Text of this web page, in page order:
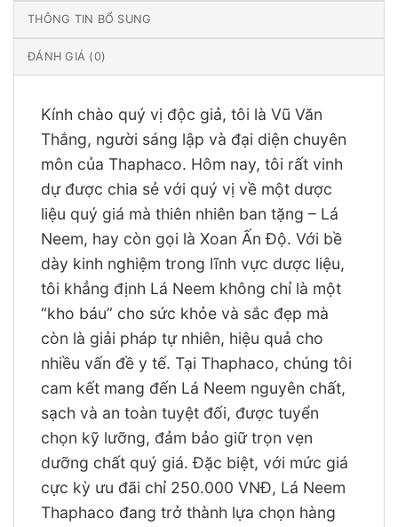
THÔNG TIN BỔ SUNG
ĐÁNH GIÁ (0)
Kính chào quý vị độc giả, tôi là Vũ Văn
Thắng, người sáng lập và đại diện chuyên
môn của Thaphaco. Hôm nay, tôi rất vinh
dự được chia sẻ với quý vị về một dược
liệu quý giá mà thiên nhiên ban tặng – Lá
Neem, hay còn gọi là Xoan Ấn Độ. Với bề
dày kinh nghiệm trong lĩnh vực dược liệu,
tôi khẳng định Lá Neem không chỉ là một
“kho báu” cho sức khỏe và sắc đẹp mà
còn là giải pháp tự nhiên, hiệu quả cho
nhiều vấn đề y tế. Tại Thaphaco, chúng tôi
cam kết mang đến Lá Neem nguyên chất,
sạch và an toàn tuyệt đối, được tuyển
chọn kỹ lưỡng, đảm bảo giữ trọn vẹn
dưỡng chất quý giá. Đặc biệt, với mức giá
cực kỳ ưu đãi chỉ 250.000 VNĐ, Lá Neem
Thaphaco đang trở thành lựa chọn hàng